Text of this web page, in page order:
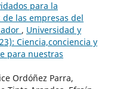
para la
las empresas del
, Universidad y
Ciencia,conciencia y
para nuestras
Ordóñez Parra,